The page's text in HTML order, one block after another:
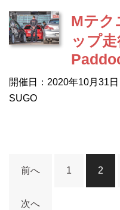
Mテク
ップ
開催日：2020年10月31
SUGO
投
稿
ナ
前へ 1 2
次へ